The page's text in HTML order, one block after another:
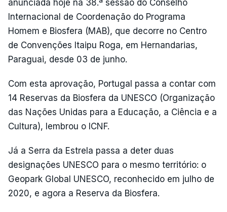
anunciada hoje na 38.ª sessão do Conselho
Internacional de Coordenação do Programa
Homem e Biosfera (MAB), que decorre no Centro
de Convenções Itaipu Roga, em Hernandarias,
Paraguai, desde 03 de junho.
Com esta aprovação, Portugal passa a contar com
14 Reservas da Biosfera da UNESCO (Organização
das Nações Unidas para a Educação, a Ciência e a
Cultura), lembrou o ICNF.
Já a Serra da Estrela passa a deter duas
designações UNESCO para o mesmo território: o
Geopark Global UNESCO, reconhecido em julho de
2020, e agora a Reserva da Biosfera.